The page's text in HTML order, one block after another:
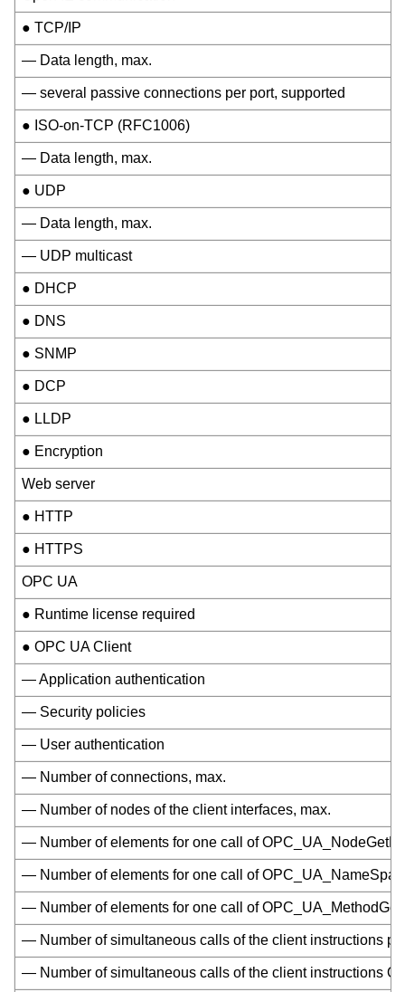
● TCP/IP
— Data length, max.
— several passive connections per port, supported
● ISO-on-TCP (RFC1006)
— Data length, max.
● UDP
— Data length, max.
— UDP multicast
● DHCP
● DNS
● SNMP
● DCP
● LLDP
● Encryption
Web server
● HTTP
● HTTPS
OPC UA
● Runtime license required
● OPC UA Client
— Application authentication
— Security policies
— User authentication
— Number of connections, max.
— Number of nodes of the client interfaces, max.
— Number of elements for one call of
— Number of elements for one call of
— Number of elements for one call of
— Number of simultaneous calls of the client instructions
— Number of simultaneous calls of the client instructions